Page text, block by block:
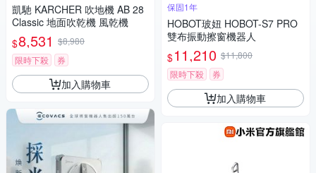
凱馳 KARCHER 吹地機 AB 28
Classic 地面吹乾機 風乾機
$8,531 $8,980
限時下殺
券
加入購物車
保固1年
HOBOT玻妞 HOBOT-S7 PRO
雙布振動擦窗機器人
$11,210 $11,800
限時下殺
券
加入購物車